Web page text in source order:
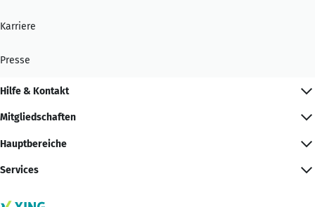
Karriere
Presse
Hilfe & Kontakt
Mitgliedschaften
Hauptbereiche
Services